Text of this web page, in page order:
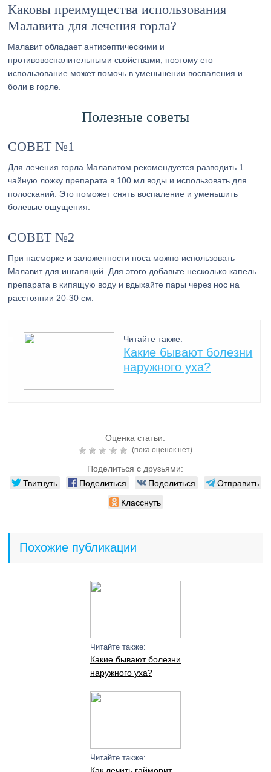
Каковы преимущества использования
Малавита для лечения горла?
Малавит обладает антисептическими и
противовоспалительными свойствами, поэтому его
использование может помочь в уменьшении воспаления и
боли в горле.
Полезные советы
СОВЕТ №1
Для лечения горла Малавитом рекомендуется разводить 1
чайную ложку препарата в 100 мл воды и использовать для
полосканий. Это поможет снять воспаление и уменьшить
болевые ощущения.
СОВЕТ №2
При насморке и заложенности носа можно использовать
Малавит для ингаляций. Для этого добавьте несколько капель
препарата в кипящую воду и вдыхайте пары через нос на
расстоянии 20-30 см.
Читайте также:
Какие бывают болезни
наружного уха?
Оценка статьи:
(пока оценок нет)
Поделиться с друзьями:
Твитнуть Поделиться Поделиться
Отправить
Класснуть
Похожие публикации
Читайте также:
Какие бывают болезни
наружного уха?
Читайте также: